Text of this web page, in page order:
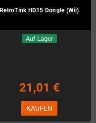
RetroTink HD15 Dongle (Wii)
Auf Lager
21,01 €
KAUFEN